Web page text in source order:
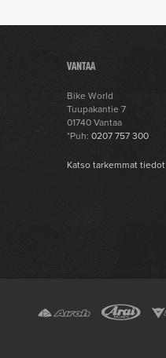
VANTAA
Bike World
Tuupakantie 7
01740 Vantaa
*Puh: 0207 757 300
Katso tarkemmat tiedot